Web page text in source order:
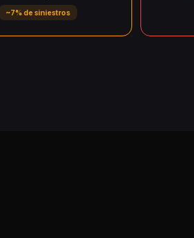
~7% de siniestros